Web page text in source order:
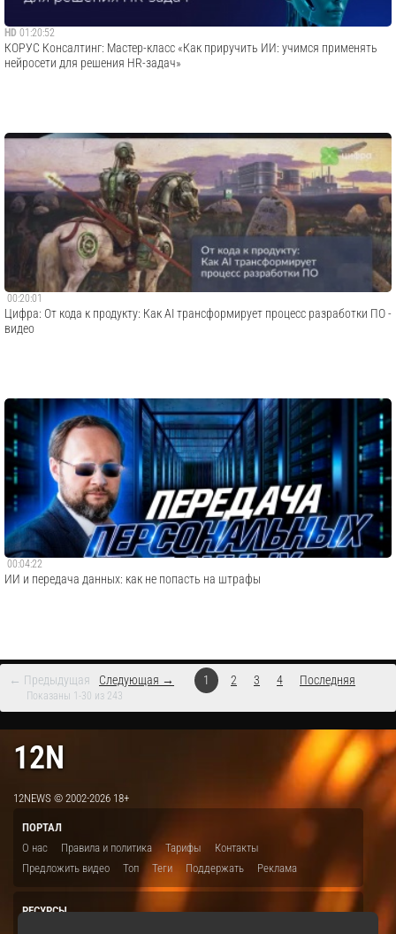
HD 01:20:52
​КОРУС Консалтинг: Мастер-класс «Как приручить ИИ: учимся применять
нейросети для решения HR-задач»
00:20:01
Цифра: От кода к продукту: Как AI трансформирует процесс разработки ПО -
видео
00:04:22
ИИ и передача данных: как не попасть на штрафы
← Предыдущая Следующая → 1 2 3 4 Последняя
Показаны 1-30 из 243
12N
12NEWS © 2002-2026 18+
ПОРТАЛ
О нас
Правила и политика Тарифы
Контакты
Предложить видео
Топ Теги Поддержать Реклама
РЕСУРСЫ